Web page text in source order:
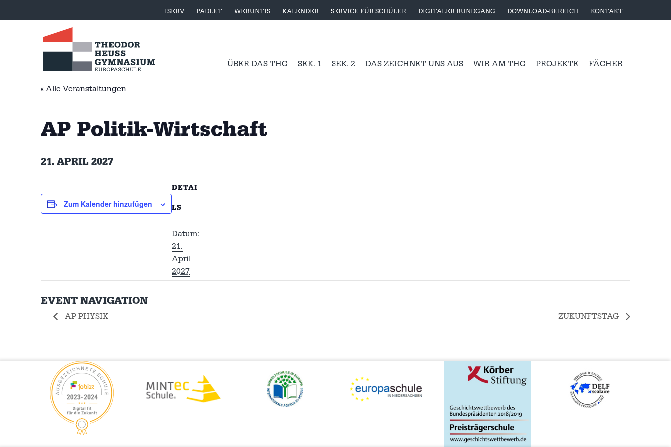
ISERV PADLET WEBUNTIS KALENDER SERVICE FÜR SCHÜLER DIGITALER RUNDGANG DOWNLOAD-BEREICH KONTAKT
ÜBER DAS THG SEK. 1 SEK. 2 DAS ZEICHNET UNS AUS WIR AM THG PROJEKTE FÄCHER
« Alle Veranstaltungen
AP Politik-Wirtschaft
21. APRIL 2027
Zum Kalender hinzufügen
DETAI
LS
Datum:
21.
April
2027
EVENT NAVIGATION
AP PHYSIK ZUKUNFTSTAG